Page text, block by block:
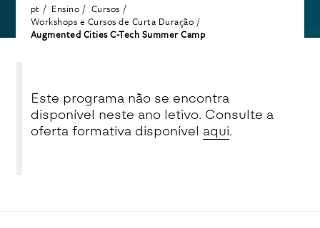
pt Ensino
Cursos
Workshops e Cursos de Curta Duração
Augmented Cities C-Tech Summer Camp
Este programa não se encontra
disponível neste ano letivo. Consulte a
oferta formativa disponível aqui.